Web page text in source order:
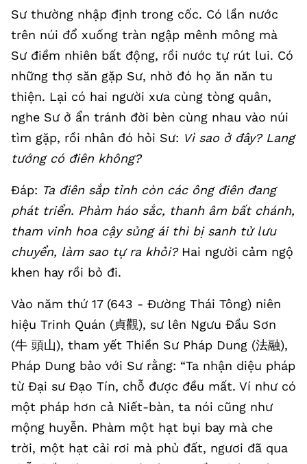
Sư thường nhập định trong cốc. Có lần nước
trên núi đổ xuống tràn ngập mênh mông mà
Sư điềm nhiên bất động, rồi nước tự rút lui. Có
những thợ săn gặp Sư, nhờ đó họ ăn năn tu
thiện. Lại có hai người xưa cùng tòng quân,
nghe Sư ở ẩn tránh đời bèn cùng nhau vào núi
tìm gặp, rồi nhân đó hỏi Sư: Vì sao ở đây? Lang
tướng có điên không?
Đáp: Ta điên sắp tỉnh còn các ông điên đang
phát triển. Phàm háo sắc, thanh âm bất chánh,
tham vinh hoa cậy sủng ái thì bị sanh tử lưu
chuyển, làm sao tự ra khỏi?Hai người cảm ngộ
khen hay rồi bỏ đi.
Vào năm thứ 17 (643 - Đường Thái Tông) niên
hiệu Trinh Quán (貞觀), sư lên Ngưu Đầu Sơn
(牛 頭山), tham yết Thiền Sư Pháp Dung (法融),
Pháp Dung bảo với Sư rằng: “Ta nhận diệu pháp
từ Đại sư Đạo Tín, chỗ được đều mất. Ví như có
một pháp hơn cả Niết-bàn, ta nói cũng như
mộng huyễn. Phàm một hạt bụi bay mà che
trời, một hạt cải rơi mà phủ đất, ngươi đã qua